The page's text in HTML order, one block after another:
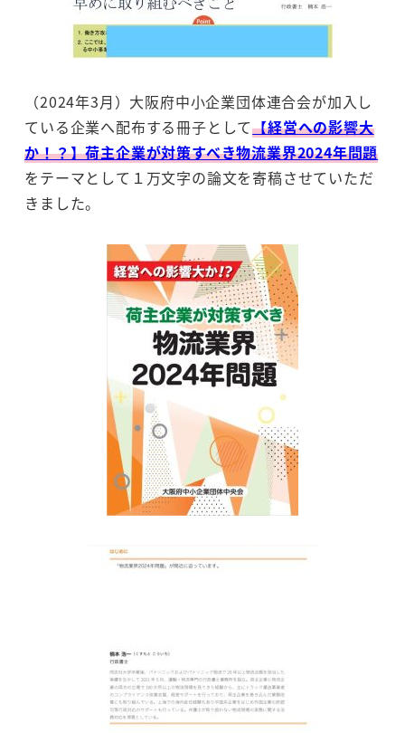
（2024年3月）大阪府中小企業団体連合会が加入し
ている企業へ配布する冊子として【経営への影響大
か！？】荷主企業が対策すべき物流業界2024年問題
をテーマとして１万文字の論文を寄稿させていただ
きました。